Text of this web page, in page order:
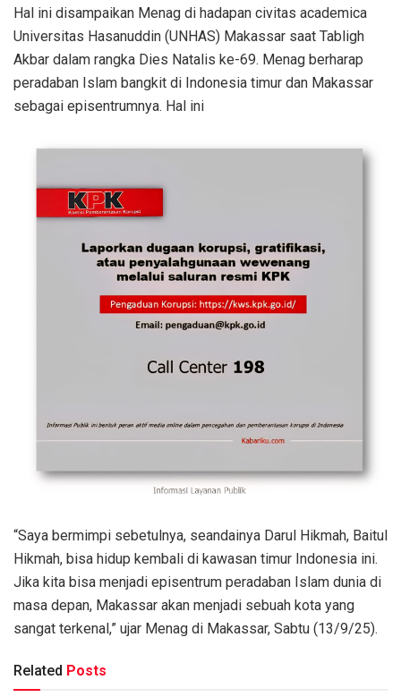
Hal ini disampaikan Menag di hadapan civitas academica
Universitas Hasanuddin (UNHAS) Makassar saat Tabligh
Akbar dalam rangka Dies Natalis ke-69. Menag berharap
peradaban Islam bangkit di Indonesia timur dan Makassar
sebagai episentrumnya. Hal ini
“Saya bermimpi sebetulnya, seandainya Darul Hikmah, Baitul
Hikmah, bisa hidup kembali di kawasan timur Indonesia ini.
Jika kita bisa menjadi episentrum peradaban Islam dunia di
masa depan, Makassar akan menjadi sebuah kota yang
sangat terkenal,” ujar Menag di Makassar, Sabtu (13/9/25).
Related Posts